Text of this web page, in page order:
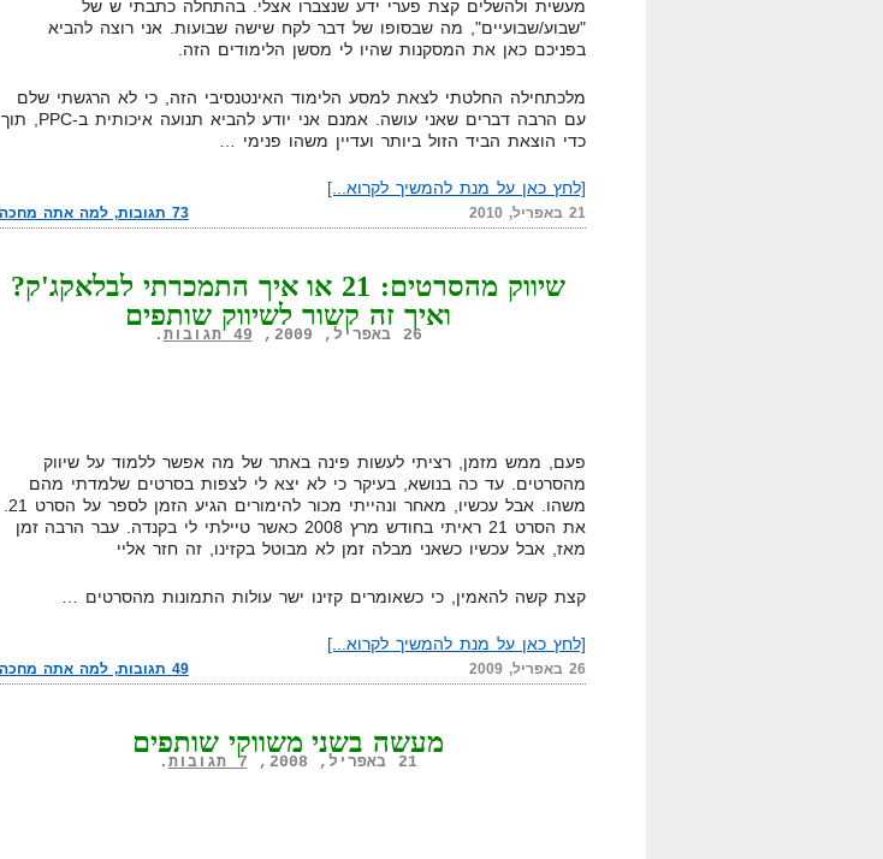
מעשית ולהשלים קצת פערי ידע שנצברו אצלי. בהתחלה כתבתי ש של
"שבוע/שבועיים", מה שבסופו של דבר לקח שישה שבועות. אני רוצה להביא
בפניכם כאן את המסקנות שהיו לי מסשן הלימודים הזה.
מלכתחילה החלטתי לצאת למסע הלימוד האינטנסיבי הזה, כי לא הרגשתי שלם
עם הרבה דברים שאני עושה. אמנם אני יודע להביא תנועה איכותית ב-PPC, תוך
כדי הוצאת הביד הזול ביותר ועדיין משהו פנימי …
[לחץ כאן על מנת להמשיך לקרוא...]
73 תגובות, למה אתה מחכה? 21 באפריל, 2010
שיווק מהסרטים: 21 או איך התמכרתי לבלאקג'ק?
ואיך זה קשור לשיווק שותפים
26 באפריל, 2009, 49 תגובות .
פעם, ממש מזמן, רציתי לעשות פינה באתר של מה אפשר ללמוד על שיווק
מהסרטים. עד כה בנושא, בעיקר כי לא יצא לי לצפות בסרטים שלמדתי מהם
משהו. אבל עכשיו, מאחר ונהייתי מכור להימורים הגיע הזמן לספר על הסרט 21.
את הסרט 21 ראיתי בחודש מרץ 2008 כאשר טיילתי לי בקנדה. עבר הרבה זמן
מאז, אבל עכשיו כשאני מבלה זמן לא מבוטל בקזינו, זה חזר אליי
קצת קשה להאמין, כי כשאומרים קזינו ישר עולות התמונות מהסרטים …
[לחץ כאן על מנת להמשיך לקרוא...]
49 תגובות, למה אתה מחכה? 26 באפריל, 2009
מעשה בשני משווקי שותפים
21 באפריל, 2008, 7 תגובות .